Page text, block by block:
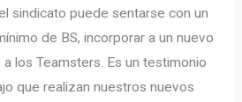
sindicato puede sentarse con un
de BS, incorporar a un nuevo
los Teamsters. Es un testimonio
que realizan nuestros nuevos